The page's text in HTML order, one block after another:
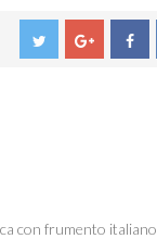
con frumento italiano